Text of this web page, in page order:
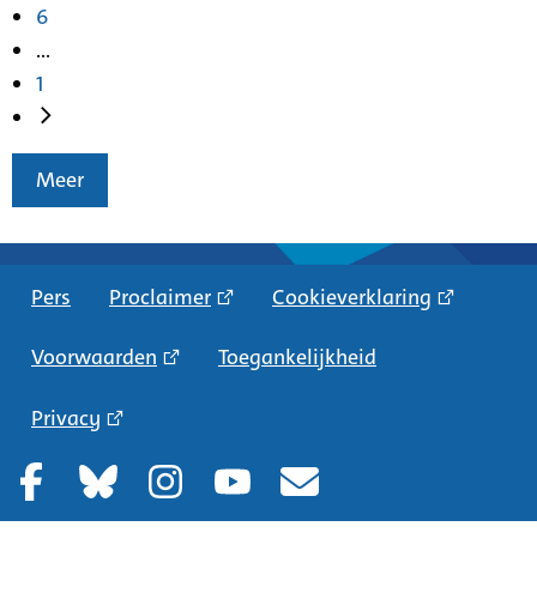
6
...
1
Meer
Pers Proclaimer Cookieverklaring
Voorwaarden Toegankelijkheid
Privacy